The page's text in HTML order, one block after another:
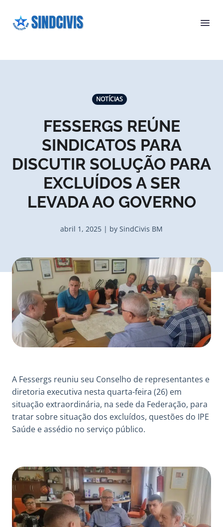
NOTÍCIAS
FESSERGS REÚNE
SINDICATOS PARA
DISCUTIR SOLUÇÃO PARA
EXCLUÍDOS A SER
LEVADA AO GOVERNO
abril 1, 2025 | by SindCivis BM
A Fessergs reuniu seu Conselho de representantes e
diretoria executiva nesta quarta-feira (26) em
situação extraordinária, na sede da Federação, para
tratar sobre situação dos excluídos, questões do IPE
Saúde e assédio no serviço público.